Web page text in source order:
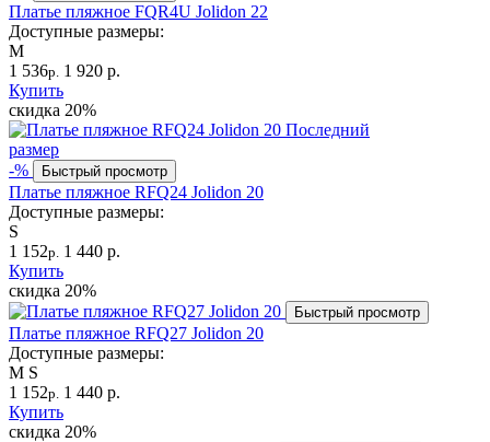
Платье пляжное FQR4U Jolidon 22
Доступные размеры:
M
1 536р. 1 920 р.
Купить
скидка 20%
Последний
размер
-%
Быстрый просмотр
Платье пляжное RFQ24 Jolidon 20
Доступные размеры:
S
1 152р. 1 440 р.
Купить
скидка 20%
Быстрый просмотр
Платье пляжное RFQ27 Jolidon 20
Доступные размеры:
M S
1 152р. 1 440 р.
Купить
скидка 20%